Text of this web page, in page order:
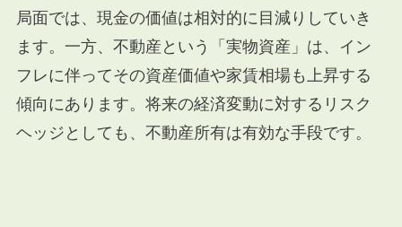
局面では、現金の価値は相対的に目減りしていき
ます。一方、不動産という「実物資産」は、イン
フレに伴ってその資産価値や家賃相場も上昇する
傾向にあります。将来の経済変動に対するリスク
ヘッジとしても、不動産所有は有効な手段です。